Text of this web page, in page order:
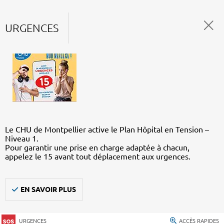
URGENCES
Le CHU de Montpellier active le Plan Hôpital en Tension –
Niveau 1.
Pour garantir une prise en charge adaptée à chacun,
appelez le 15 avant tout déplacement aux urgences.
EN SAVOIR PLUS
URGENCES ACCÈS RAPIDES